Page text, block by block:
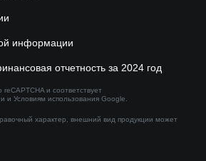
информации
отчетность за 2024 год
и соответствует
и Условиям использования Google.
характер, внешний вид продукции может